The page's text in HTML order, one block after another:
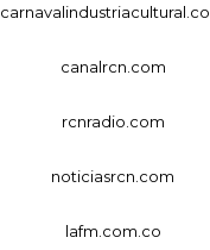
canalrcn.com
rcnradio.com
noticiasrcn.com
lafm.com.co